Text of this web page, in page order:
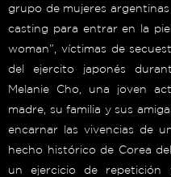
grupo de mujeres
casting para entrar en la
woman”, víctimas de
del ejercito japonés
Melanie Cho, una joven
madre, su familia y sus
encarnar las vivencias de
hecho histórico de Corea
un ejercicio de